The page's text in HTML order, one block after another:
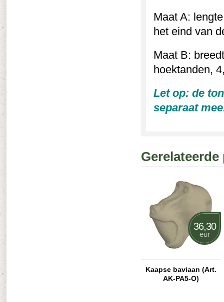
Maat A:
het eind van
Maat B:
hoektanden,
Let op: de
separaat
36,30
eur
Kaapse baviaan (Art.
AK-PA5-O)